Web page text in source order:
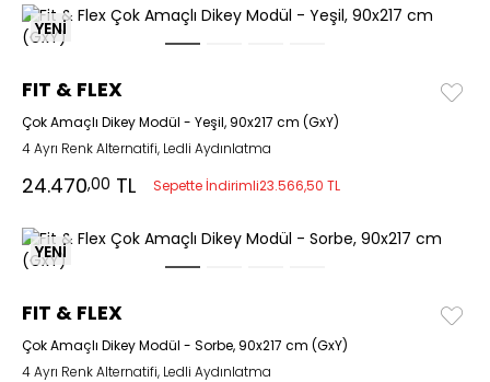
YENİ
FIT & FLEX
Çok Amaçlı Dikey Modül - Yeşil, 90x217 cm (GxY)
4 Ayrı Renk Alternatifi, Ledli Aydınlatma
24.470,00 TL Sepette İndirimli23.566,50 TL
YENİ
FIT & FLEX
Çok Amaçlı Dikey Modül - Sorbe, 90x217 cm (GxY)
4 Ayrı Renk Alternatifi, Ledli Aydınlatma